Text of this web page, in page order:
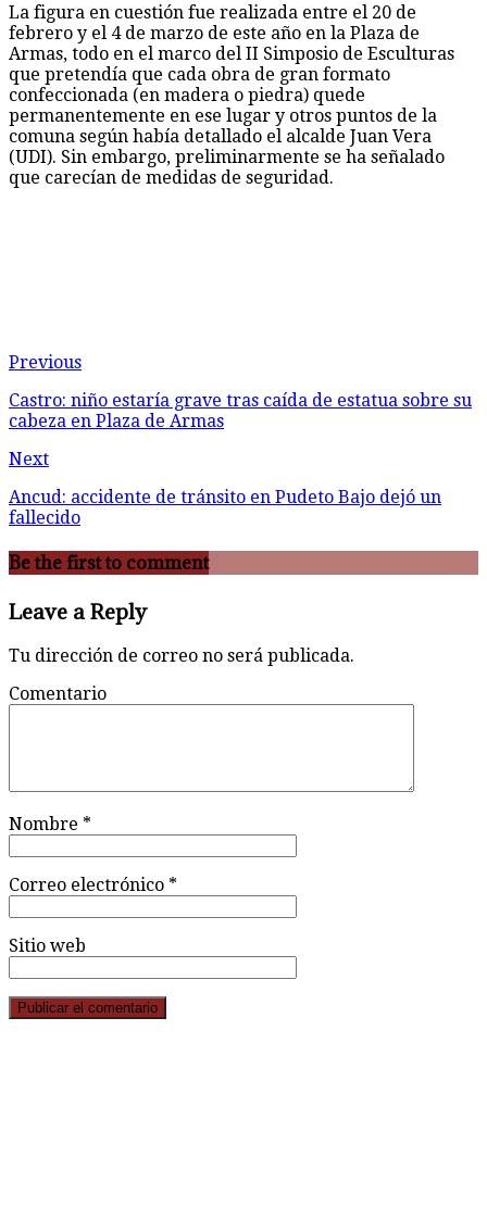
La figura en cuestión fue realizada entre el 20 de
febrero y el 4 de marzo de este año en la Plaza de
Armas, todo en el marco del II Simposio de Esculturas
que pretendía que cada obra de gran formato
confeccionada (en madera o piedra) quede
permanentemente en ese lugar y otros puntos de la
comuna según había detallado el alcalde Juan Vera
(UDI). Sin embargo, preliminarmente se ha señalado
que carecían de medidas de seguridad.
Previous
Castro: niño estaría grave tras caída de estatua sobre su
cabeza en Plaza de Armas
Next
Ancud: accidente de tránsito en Pudeto Bajo dejó un
fallecido
Be the first to comment
Leave a Reply
Tu dirección de correo no será publicada.
Comentario
Nombre *
Correo electrónico *
Sitio web